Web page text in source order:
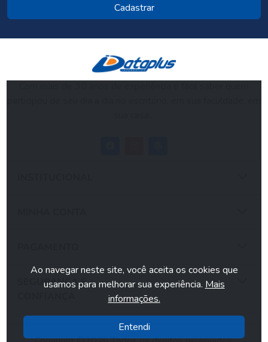
Cadastrar
SEGURANÇA E
Ao navegar neste site, você aceita os cookies que
usamos para melhorar sua experiência. Mais
informações.
Entendi